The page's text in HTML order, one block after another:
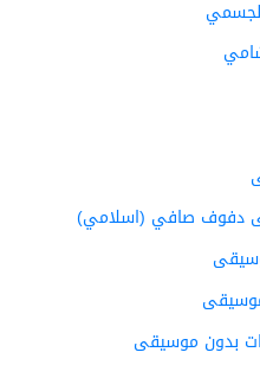
دفوف صافي (اسلامي)
بدون موسيقى